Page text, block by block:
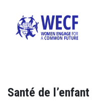
Santé de l’enfant